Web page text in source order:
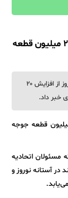
تولید 40 هزار تن مرغ مازاد‌ با افزایش 20 میلیون قطعه
دبیر انجمن تولیدکنندگان جوجه یک‌روزه کشور امروز از افزایش ۲۰
خبر داد.
مسئولان اتحادیه
در آستانه نوروز و